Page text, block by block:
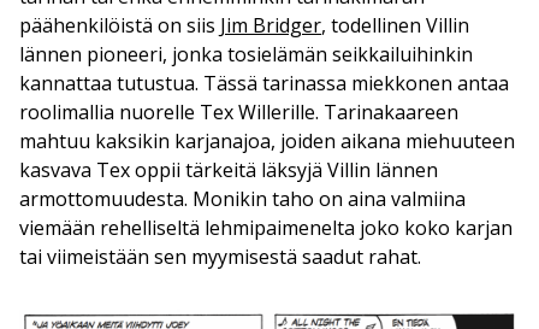
päähenkilöistä on siis Jim Bridger, todellinen Villin
lännen pioneeri, jonka tosielämän seikkailuihinkin
kannattaa tutustua. Tässä tarinassa miekkonen antaa
roolimallia nuorelle Tex Willerille. Tarinakaareen
mahtuu kaksikin karjanajoa, joiden aikana miehuuteen
kasvava Tex oppii tärkeitä läksyjä Villin lännen
armottomuudesta. Monikin taho on aina valmiina
viemään rehelliseltä lehmipaimenelta joko koko karjan
tai viimeistään sen myymisestä saadut rahat.